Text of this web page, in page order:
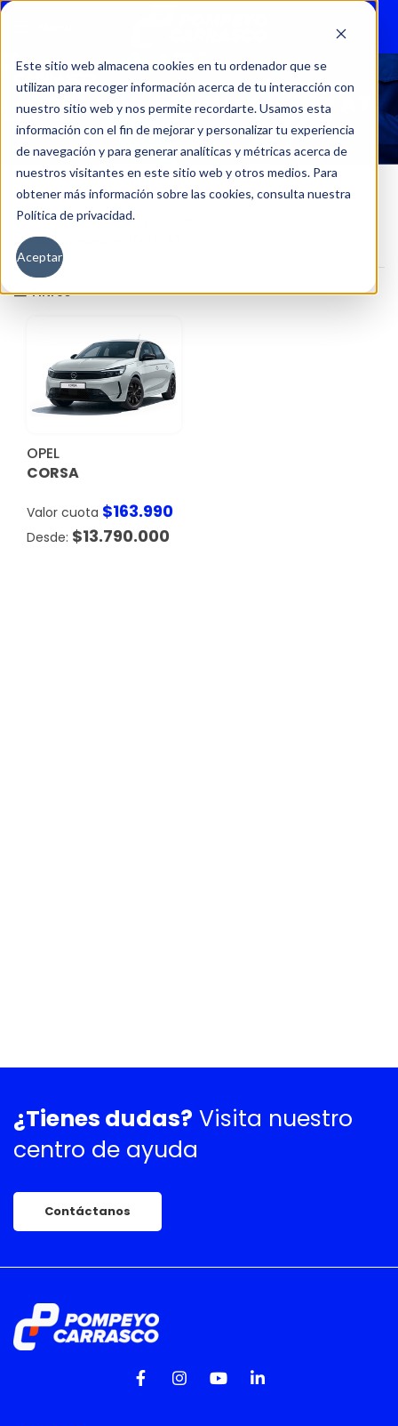
Este sitio web almacena cookies en tu ordenador que se
utilizan para recoger información acerca de tu interacción con
nuestro sitio web y nos permite recordarte. Usamos esta
información con el fin de mejorar y personalizar tu experiencia
de navegación y para generar analíticas y métricas acerca de
nuestros visitantes en este sitio web y otros medios. Para
obtener más información sobre las cookies, consulta nuestra
Política de privacidad.
Aceptar
CORSA GS GASOLINA 100HP AT
Inicio
Versión del producto
Corsa GS Gasolina 100HP AT
Filtros
OPEL
CORSA
Valor cuota $163.990
$13.790.000
¿Tienes dudas? Visita nuestro
centro de ayuda
Contáctanos